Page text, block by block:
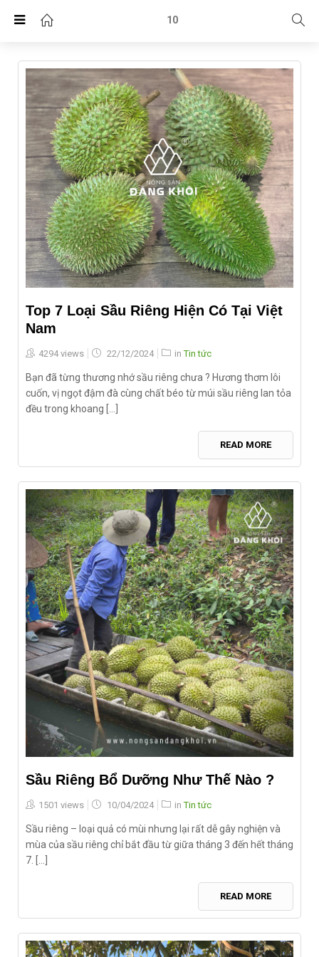
10
Top 7 Loại Sầu Riêng Hiện Có Tại Việt
Nam
4294 views
Posted
22/12/2024 in Tin tức
Bạn đã từng thương nhớ sầu riêng chưa ? Hương thơm lôi
cuốn, vị ngọt đậm đà cùng chất béo từ múi sầu riêng lan tỏa
đều trong khoang [...]
READ MORE
Sầu Riêng Bổ Dưỡng Như Thế Nào ?
1501 views
Posted
10/04/2024 in Tin tức
Sầu riêng – loại quả có mùi nhưng lại rất dễ gây nghiện và
mùa của sầu riêng chỉ bắt đầu từ giữa tháng 3 đến hết tháng
7. [...]
READ MORE